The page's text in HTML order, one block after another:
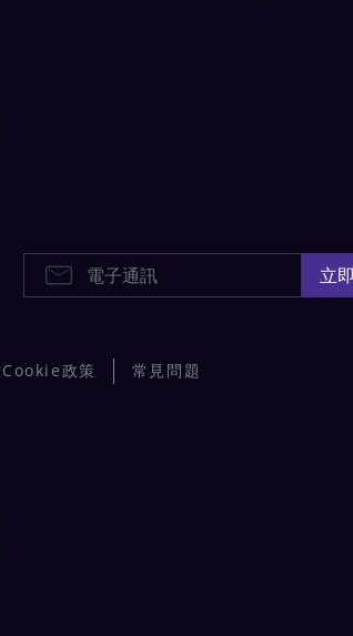
E-Newsletters 立
Cookie政策 常見問題